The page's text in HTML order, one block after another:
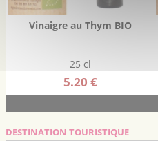
Vinaigre au Thym BIO
25 cl
5.20 €
DESTINATION TOURISTIQUE